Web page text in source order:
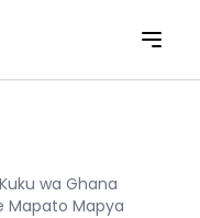
wa Ghana
Mapato Mapya